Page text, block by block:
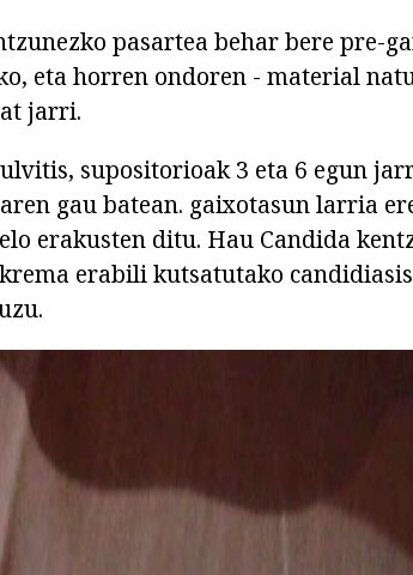
pasartea behar bere pre-
eta horren ondoren - material
jarri.
supositorioak 3 eta 6 egun
gau batean. gaixotasun larria
erakusten ditu. Hau Candida
erabili kutsatutako